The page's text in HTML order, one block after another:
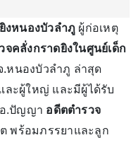
งหนองบัวลำภู ผู้ก่อเหตุ
จคลั่งกราดยิงในศูนย์เด็ก
.หนองบัวลำภู ล่าสุด
เละผู้ใหญ่ และมีผู้ได้รับ
อ.ปัญญา อดีตตำรวจ
พร้อมภรรยาและลูก